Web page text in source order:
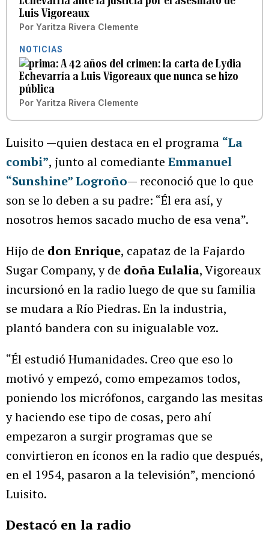
Luis Vigoreaux
Por Yaritza Rivera Clemente
NOTICIAS
A 42 años del crimen: la carta de Lydia
Echevarría a Luis Vigoreaux que nunca se hizo
pública
Por Yaritza Rivera Clemente
Luisito —quien destaca en el programa “La
combi”, junto al comediante Emmanuel
“Sunshine” Logroño— reconoció que lo que
son se lo deben a su padre: “Él era así, y
nosotros hemos sacado mucho de esa vena”.
Hijo de don Enrique, capataz de la Fajardo
Sugar Company, y de doña Eulalia, Vigoreaux
incursionó en la radio luego de que su familia
se mudara a Río Piedras. En la industria,
plantó bandera con su inigualable voz.
“Él estudió Humanidades. Creo que eso lo
motivó y empezó, como empezamos todos,
poniendo los micrófonos, cargando las mesitas
y haciendo ese tipo de cosas, pero ahí
empezaron a surgir programas que se
convirtieron en íconos en la radio que después,
en el 1954, pasaron a la televisión”, mencionó
Luisito.
Destacó en la radio